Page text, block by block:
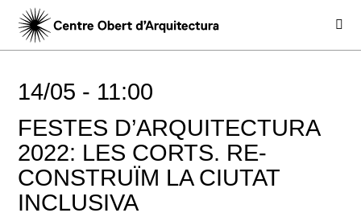
14/05 - 11:00
FESTES D’ARQUITECTURA
2022: LES CORTS. RE-
CONSTRUÏM LA CIUTAT
INCLUSIVA